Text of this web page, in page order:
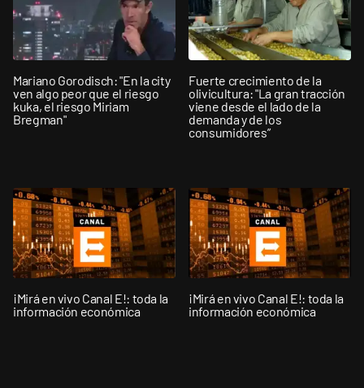
Mariano Gorodisch: "En la city
ven algo peor que el riesgo
kuka, el riesgo Miriam
Bregman"
Fuerte crecimiento de la
olivicultura: "La gran tracción
viene desde el lado de la
demanda y de los
consumidores”
¡Mirá en vivo Canal E!: toda la
información económica
¡Mirá en vivo Canal E!: toda la
información económica